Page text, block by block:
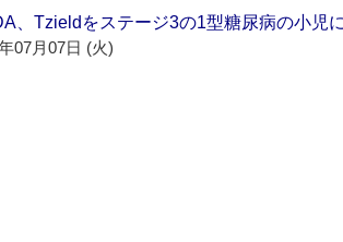
、Tzieldをステージ3の1型糖尿病の小児
07月07日 (火)